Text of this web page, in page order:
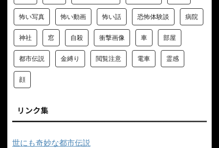
怖い写真 怖い動画 怖い話 恐怖体験談 病院
神社 窓 自殺 衝撃画像 車 部屋
都市伝説 金縛り 閲覧注意 電車 霊感
顔
リンク集
世にも奇妙な都市伝説